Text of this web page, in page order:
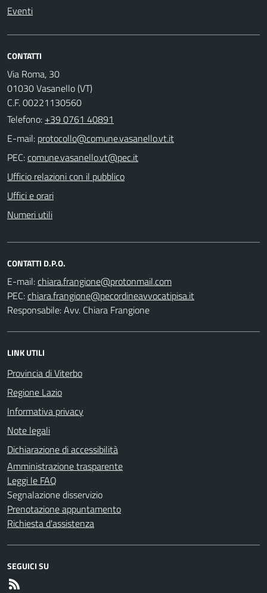
Eventi
CONTATTI
Via Roma, 30
01030 Vasanello (VT)
C.F. 00221130560
Telefono: +39 0761 40891
E-mail:
PEC:
Ufficio relazioni con il pubblico
Uffici e orari
Numeri utili
CONTATTI D.P.O.
E-mail:
PEC:
Responsabile: Avv. Chiara Frangione
LINK UTILI
Provincia di Viterbo
Regione Lazio
Informativa privacy
Note legali
Dichiarazione di accessibilità
Amministrazione trasparente
Leggi le FAQ
Segnalazione disservizio
Prenotazione appuntamento
Richiesta d'assistenza
SEGUICI SU